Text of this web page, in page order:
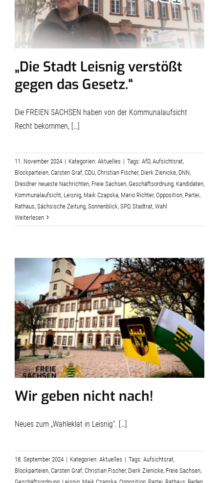
„Die Stadt Leisnig verstößt
gegen das Gesetz.“
Die FREIEN SACHSEN haben von der Kommunalaufsicht
Recht bekommen, […]
11. November 2024 | Kategorien: Aktuelles | Tags: AfD, Aufsichtsrat,
Blockparteien, Carsten Graf, CDU, Christian Fischer, Dierk Zienicke, DNN,
Dresdner neueste Nachrichten, Freie Sachsen, Geschäftsordnung, Kandidaten,
Kommunalaufsicht, Leisnig, Maik Czapska, Mario Richter, Opposition, Partei,
Rathaus, Sächsische Zeitung, Sonnenblick, SPD, Stadtrat, Wahl
Weiterlesen
Wir geben nicht nach!
Neues zum „Wahleklat in Leisnig“. […]
18. September 2024 | Kategorien: Aktuelles | Tags: Aufsichtsrat,
Blockparteien, Carsten Graf, Christian Fischer, Dierk Zienicke, Freie Sachsen,